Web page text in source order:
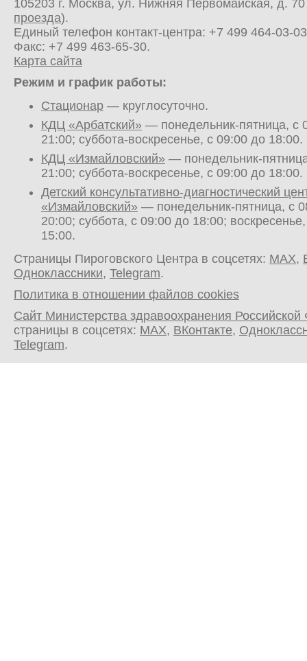
105203 г. Москва, ул. Нижняя Первомайская, д.
проезда).
Единый телефон контакт-центра: +7 499 464-03-03
Факс: +7 499 463-65-30.
Карта сайта
Режим и график работы:
Стационар — круглосуточно.
КДЦ «Арбатский» — понедельник-пятница, с
21:00; суббота-воскресенье, с 09:00 до 18:00.
КДЦ «Измайловский» — понедельник-
21:00; суббота-воскресенье, с 09:00 до 18:00.
Детский консультативно-диагностический
«Измайловский» — понедельник-пятница, с
20:00; суббота, с 09:00 до 18:00;
15:00.
Страницы Пироговского Центра в соцсетях: MAX,
Одноклассники, Telegram.
Политика в отношении файлов cookies
Сайт Министерства здравоохранения
страницы в соцсетях: MAX, ВКонтакте,
Telegram.